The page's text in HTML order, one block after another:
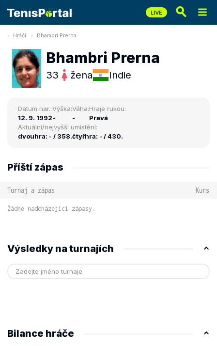
Hráči Bhambri Prerna
Bhambri Prerna
33 žena Indie
Datum nar.:
12. 9. 1992
Výška:
-
Váha:
-
Hraje rukou:
Pravá
Aktuální/nejvyšší umístění:
dvouhra: - / 358.čtyřhra: - / 430.
Příští zápas
Turnaj a zápas Kurs
Žádné nadcházející zápasy.
Výsledky na turnajích
Bilance hráče